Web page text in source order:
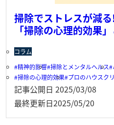
掃除でストレスが減
「掃除の心理的効果
コラム
精神的影響 掃除とメンタルヘルス
掃除の心理的効果 プロのハウスク
記事公開日 2025/03/08
最終更新日2025/05/20